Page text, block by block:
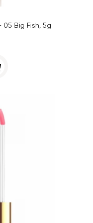
05 Big Fish, 5g